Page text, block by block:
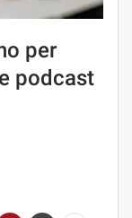
per
podcast